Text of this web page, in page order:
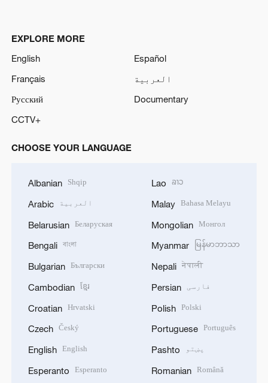
EXPLORE MORE
English
Español
Français
العربية
Русский
Documentary
CCTV+
CHOOSE YOUR LANGUAGE
Albanian Shqip
Arabic العربية
Belarusian Беларуская
Bengali বাংলা
Bulgarian Български
Cambodian ខ្មែរ
Croatian Hrvatski
Czech Český
English English
Esperanto Esperanto
Lao ລາວ
Malay Bahasa Melayu
Mongolian Монгол
Myanmar မြန်မာဘာသာ
Nepali नेपाली
Persian فارسی
Polish Polski
Portuguese Português
Pashto پښتو
Romanian Română